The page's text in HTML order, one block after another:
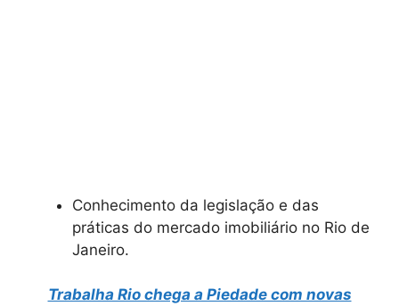
Conhecimento da legislação e das
práticas do mercado imobiliário no Rio de
Janeiro.
Trabalha Rio chega a Piedade com novas